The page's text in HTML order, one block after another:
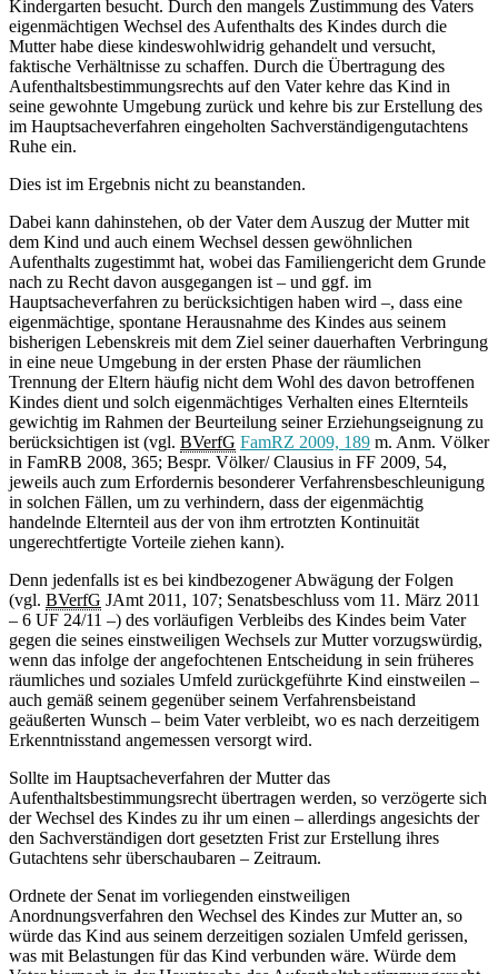
Kindergarten besucht. Durch den mangels Zustimmung des Vaters
eigenmächtigen Wechsel des Aufenthalts des Kindes durch die
Mutter habe diese kindeswohlwidrig gehandelt und versucht,
faktische Verhältnisse zu schaffen. Durch die Übertragung des
Aufenthaltsbestimmungsrechts auf den Vater kehre das Kind in
seine gewohnte Umgebung zurück und kehre bis zur Erstellung des
im Hauptsacheverfahren eingeholten Sachverständigengutachtens
Ruhe ein.
Dies ist im Ergebnis nicht zu beanstanden.
Dabei kann dahinstehen, ob der Vater dem Auszug der Mutter mit
dem Kind und auch einem Wechsel dessen gewöhnlichen
Aufenthalts zugestimmt hat, wobei das Familiengericht dem Grunde
nach zu Recht davon ausgegangen ist – und ggf. im
Hauptsacheverfahren zu berücksichtigen haben wird –, dass eine
eigenmächtige, spontane Herausnahme des Kindes aus seinem
bisherigen Lebenskreis mit dem Ziel seiner dauerhaften Verbringung
in eine neue Umgebung in der ersten Phase der räumlichen
Trennung der Eltern häufig nicht dem Wohl des davon betroffenen
Kindes dient und solch eigenmächtiges Verhalten eines Elternteils
gewichtig im Rahmen der Beurteilung seiner Erziehungseignung zu
berücksichtigen ist (vgl. BVerfG FamRZ 2009, 189 m. Anm. Völker
in FamRB 2008, 365; Bespr. Völker/ Clausius in FF 2009, 54,
jeweils auch zum Erfordernis besonderer Verfahrensbeschleunigung
in solchen Fällen, um zu verhindern, dass der eigenmächtig
handelnde Elternteil aus der von ihm ertrotzten Kontinuität
ungerechtfertigte Vorteile ziehen kann).
Denn jedenfalls ist es bei kindbezogener Abwägung der Folgen
(vgl. BVerfG JAmt 2011, 107; Senatsbeschluss vom 11. März 2011
– 6 UF 24/11 –) des vorläufigen Verbleibs des Kindes beim Vater
gegen die seines einstweiligen Wechsels zur Mutter vorzugswürdig,
wenn das infolge der angefochtenen Entscheidung in sein früheres
räumliches und soziales Umfeld zurückgeführte Kind einstweilen –
auch gemäß seinem gegenüber seinem Verfahrensbeistand
geäußerten Wunsch – beim Vater verbleibt, wo es nach derzeitigem
Erkenntnisstand angemessen versorgt wird.
Sollte im Hauptsacheverfahren der Mutter das
Aufenthaltsbestimmungsrecht übertragen werden, so verzögerte sich
der Wechsel des Kindes zu ihr um einen – allerdings angesichts der
den Sachverständigen dort gesetzten Frist zur Erstellung ihres
Gutachtens sehr überschaubaren – Zeitraum.
Ordnete der Senat im vorliegenden einstweiligen
Anordnungsverfahren den Wechsel des Kindes zur Mutter an, so
würde das Kind aus seinem derzeitigen sozialen Umfeld gerissen,
was mit Belastungen für das Kind verbunden wäre. Würde dem